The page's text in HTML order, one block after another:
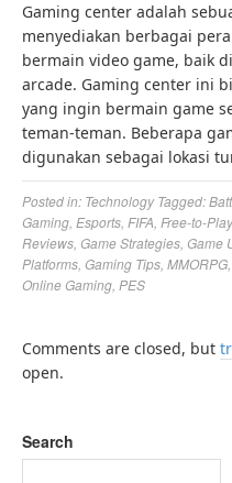
Gaming center adalah
menyediakan berbagai
bermain video game, baik
arcade. Gaming center ini
yang ingin bermain game
teman-teman. Beberapa
digunakan sebagai lokasi
Posted in: Technology Tagged:
Gaming Esports FIFA Free-to-
Reviews Game Strategies Game
Platforms Gaming Tips MMORPG
Online Gaming PES
Comments are closed, but
open.
Search